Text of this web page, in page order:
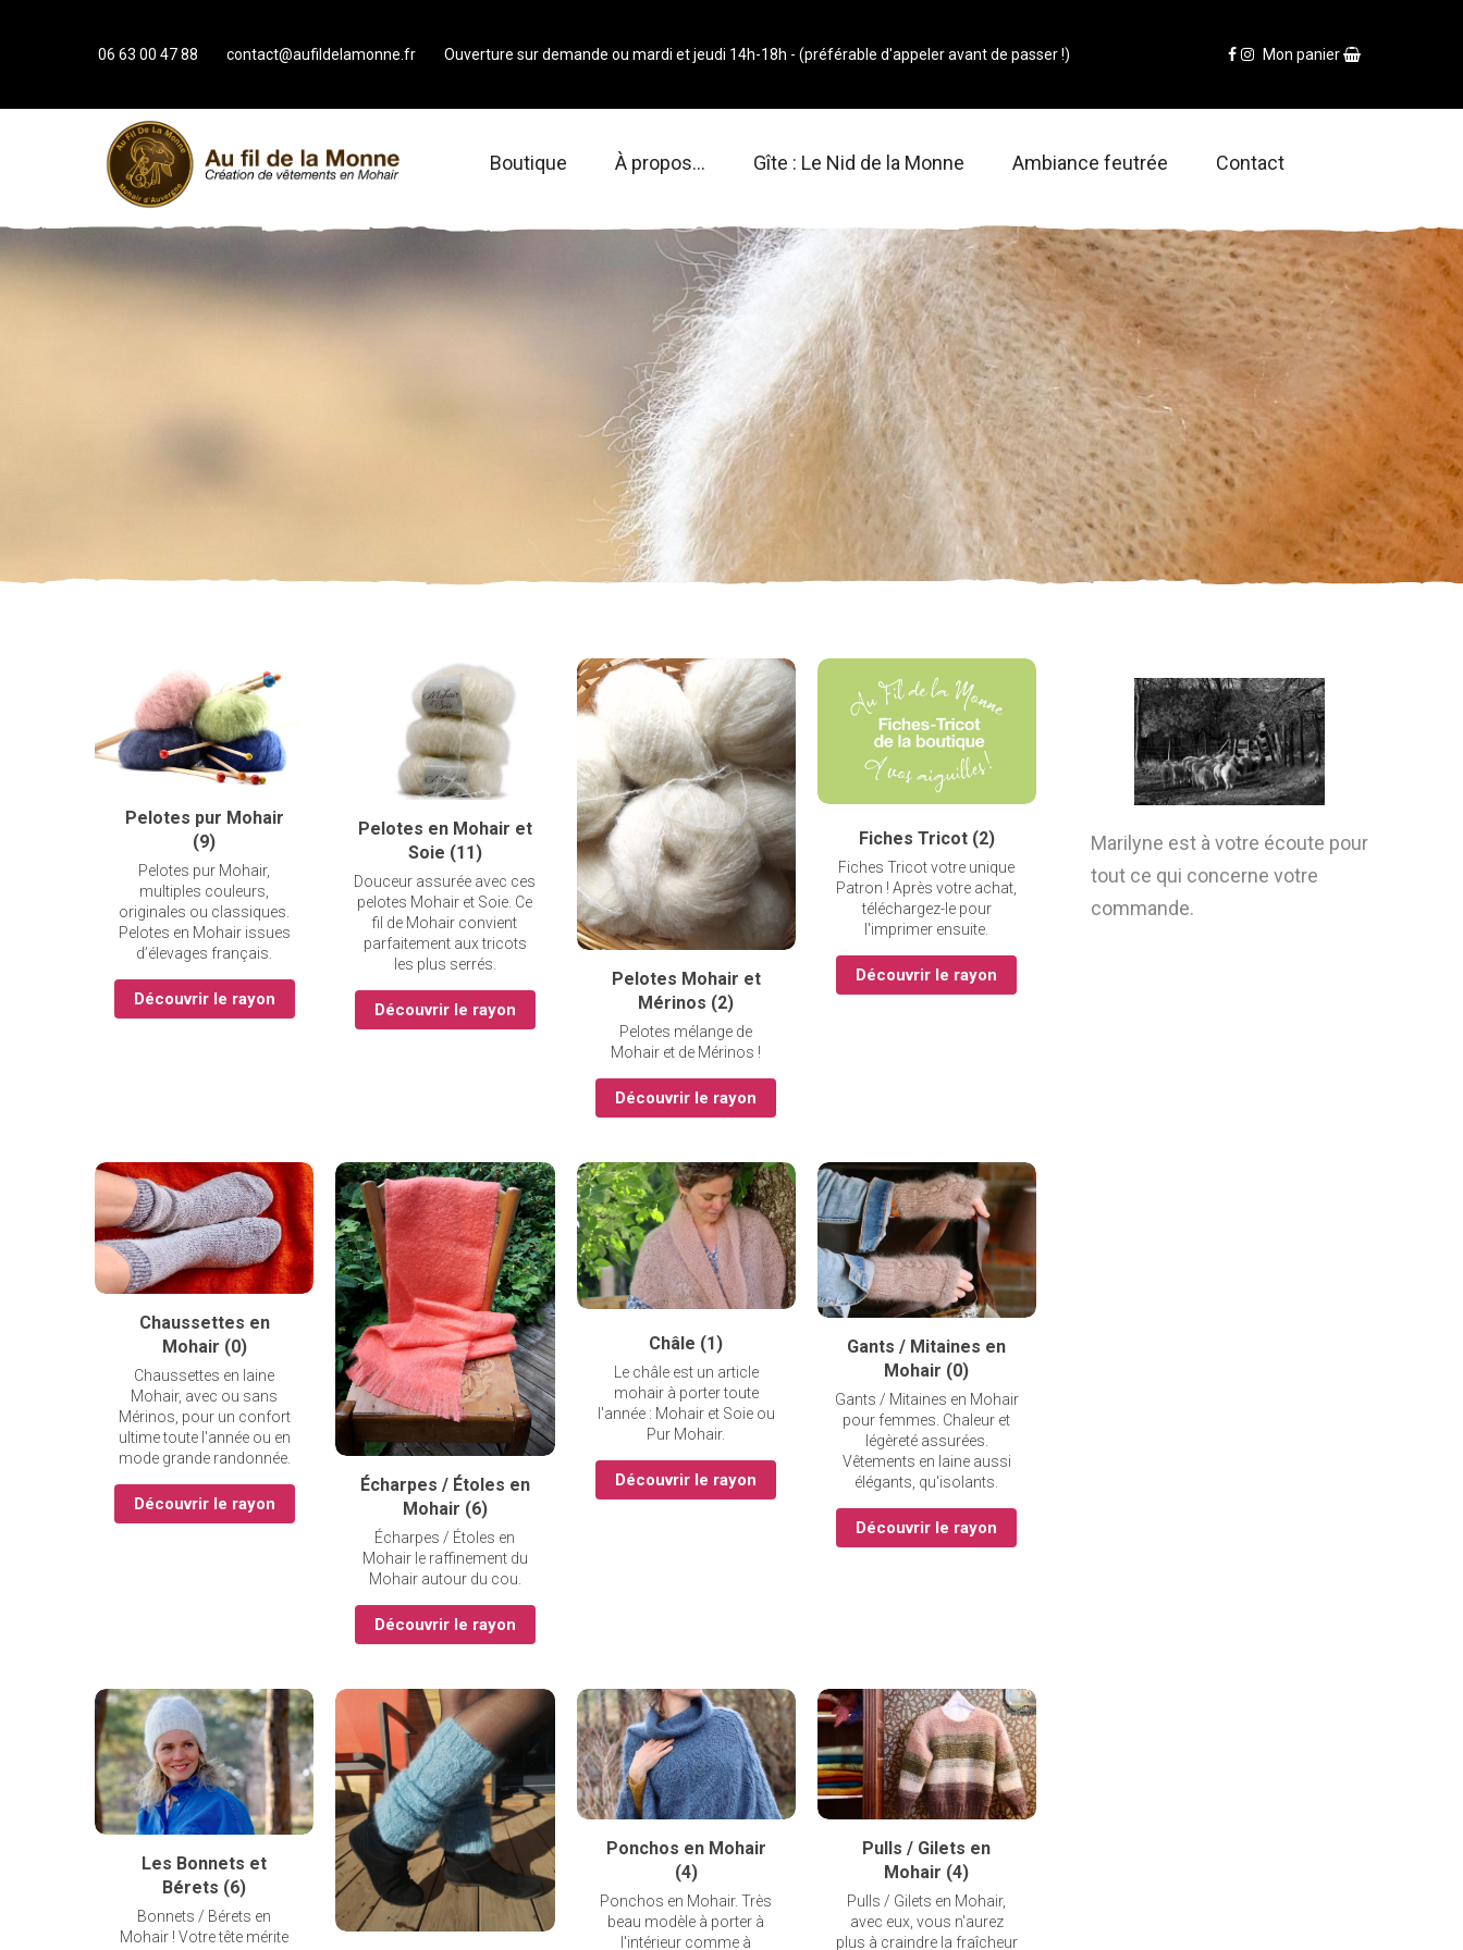
06 63 00 47 88 contact@aufildelamonne.fr Ouverture sur demande ou mardi et jeudi 14h-18h - (préférable d'appeler avant de passer !) Mon panier
Boutique À propos… Gîte : Le Nid de la Monne Ambiance feutrée Contact
Pelotes pur Mohair
(9)
Pelotes pur Mohair,
multiples couleurs,
originales ou classiques.
Pelotes en Mohair issues
d’élevages français.
Découvrir le rayon
Pelotes en Mohair et
Soie (11)
Douceur assurée avec ces
pelotes Mohair et Soie. Ce
fil de Mohair convient
parfaitement aux tricots
les plus serrés.
Découvrir le rayon
Pelotes Mohair et
Mérinos (2)
Pelotes mélange de
Mohair et de Mérinos !
Découvrir le rayon
Fiches Tricot (2)
Fiches Tricot votre unique
Patron ! Après votre achat,
téléchargez-le pour
l'imprimer ensuite.
Découvrir le rayon
Chaussettes en
Mohair (0)
Chaussettes en laine
Mohair, avec ou sans
Mérinos, pour un confort
ultime toute l'année ou en
mode grande randonnée.
Découvrir le rayon
Écharpes / Étoles en
Mohair (6)
Écharpes / Étoles en
Mohair le raffinement du
Mohair autour du cou.
Découvrir le rayon
Châle (1)
Le châle est un article
mohair à porter toute
l'année : Mohair et Soie ou
Pur Mohair.
Découvrir le rayon
Gants / Mitaines en
Mohair (0)
Gants / Mitaines en Mohair
pour femmes. Chaleur et
légèreté assurées.
Vêtements en laine aussi
élégants, qu'isolants.
Découvrir le rayon
Les Bonnets et
Bérets (6)
Bonnets / Bérets en
Mohair ! Votre tête mérite
Ponchos en Mohair
(4)
Ponchos en Mohair. Très
beau modèle à porter à
l'intérieur comme à
Pulls / Gilets en
Mohair (4)
Pulls / Gilets en Mohair,
avec eux, vous n'aurez
plus à craindre la fraîcheur
Marilyne est à votre écoute pour
tout ce qui concerne votre
commande.